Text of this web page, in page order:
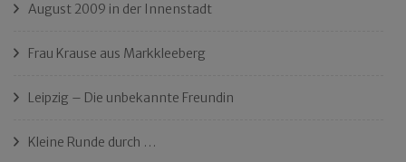
August 2009 in der Innenstadt
Frau Krause aus Markkleeberg
Leipzig – Die unbekannte Freundin
Kleine Runde durch …